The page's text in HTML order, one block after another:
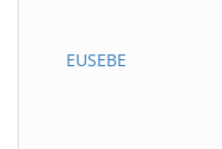
EUSEBE